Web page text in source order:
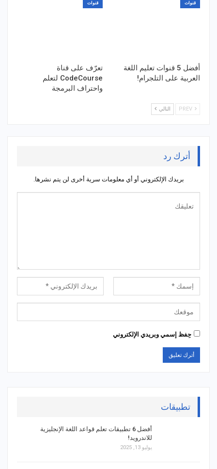
قنوات
أفضل 5 قنوات تعليم اللغة
العربية على التلجرام!
قنوات
تعرّف على قناة
CodeCourse لتعلم
واحتراف البرمجة
التالي
أترك رد
بريدك الإلكتروني أو أي معلومات سرية أخرى لن يتم نشرها.
حِفظ إسمي وبريدي الإلكتروني
تطبيقات
أفضل 6 تطبيقات تعلم قواعد اللغة الإنجليزية
للاندرويد!
يوليو 13, 2025